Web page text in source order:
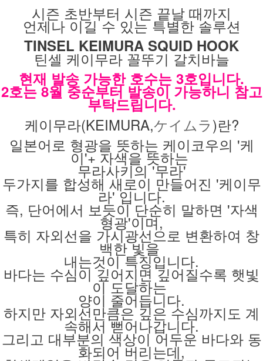
시즌 초반부터 시즌 끝날 때까지
언제나 이길 수 있는 특별한 솔루션
TINSEL KEIMURA SQUID HOOK
틴셀 케이무라 꼴뚜기 갈치바늘
현재 발송 가능한 호수는 3호입니다.
2호는 8월 중순부터 발송이 가능하니 참고
부탁드립니다.
케이무라(KEIMURA,ケイムラ)란?
일본어로 형광을 뜻하는 케이코우의 '케
이'+ 자색을 뜻하는
무라사키의 '무라'
두가지를 합성해 새로이 만들어진 '케이무
라' 입니다.
즉, 단어에서 보듯이 단순히 말하면 '자색
형광'이며,
특히 자외선을 가시광선으로 변환하여 창
백한 빛을
내는것이 특징입니다.
바다는 수심이 깊어지면 깊어질수록 햇빛
이 도달하는
양이 줄어듭니다.
하지만 자외선만큼은 깊은 수심까지도 계
속해서 뻗어나갑니다.
그리고 대부분의 색상이 어두운 바다와 동
화되어 버리는데,